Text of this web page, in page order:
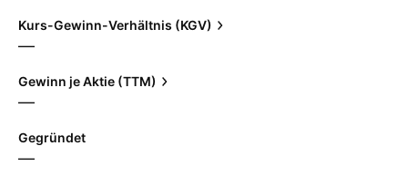
Kurs-Gewinn-Verhältnis (KGV)
—
Gewinn je Aktie (TTM)
—
Gegründet
—